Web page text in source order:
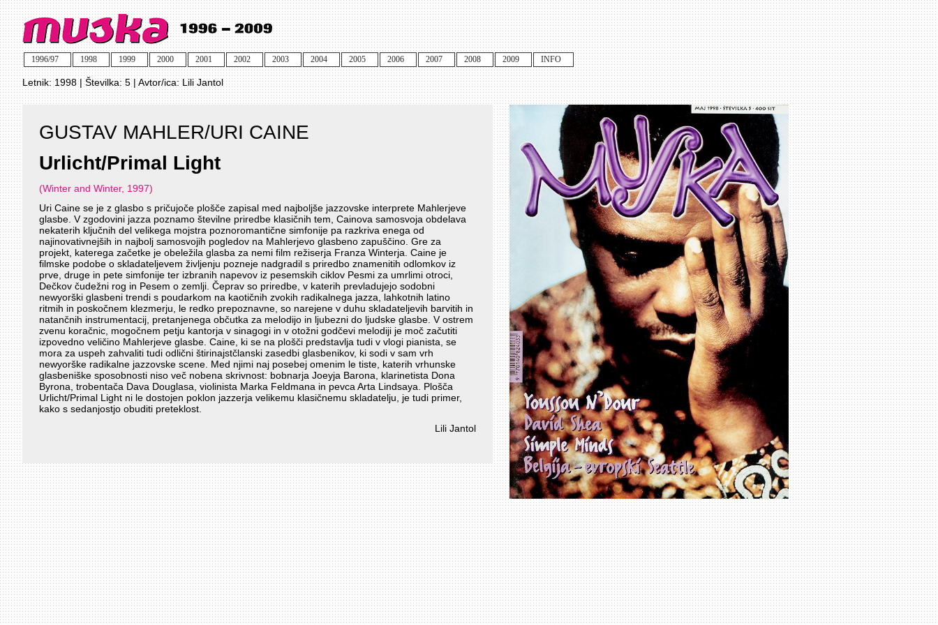
1996/97 1998 1999 2000 2001 2002 2003 2004 2005 2006 2007 2008 2009 INFO
Letnik:1998| Številka:5| Avtor/ica:Lili Jantol
GUSTAV MAHLER/URI CAINE
Urlicht/Primal Light
(Winter and Winter, 1997)
Uri Caine se je z glasbo s pričujoče plošče zapisal med najboljše jazzovske interprete Mahlerjeve
glasbe. V zgodovini jazza poznamo številne priredbe klasičnih tem, Cainova samosvoja obdelava
nekaterih ključnih del velikega mojstra poznoromantične simfonije pa razkriva enega od
najinovativnejših in najbolj samosvojih pogledov na Mahlerjevo glasbeno zapuščino. Gre za
projekt, katerega začetke je obeležila glasba za nemi film režiserja Franza Winterja. Caine je
filmske podobe o skladateljevem življenju pozneje nadgradil s priredbo znamenitih odlomkov iz
prve, druge in pete simfonije ter izbranih napevov iz pesemskih ciklov Pesmi za umrlimi otroci,
Dečkov čudežni rog in Pesem o zemlji. Čeprav so priredbe, v katerih prevladujejo sodobni
newyorški glasbeni trendi s poudarkom na kaotičnih zvokih radikalnega jazza, lahkotnih latino
ritmih in poskočnem klezmerju, le redko prepoznavne, so narejene v duhu skladateljevih barvitih in
natančnih instrumentacij, pretanjenega občutka za melodijo in ljubezni do ljudske glasbe. V ostrem
zvenu koračnic, mogočnem petju kantorja v sinagogi in v otožni godčevi melodiji je moč začutiti
izpovedno veličino Mahlerjeve glasbe. Caine, ki se na plošči predstavlja tudi v vlogi pianista, se
mora za uspeh zahvaliti tudi odlični štirinajstčlanski zasedbi glasbenikov, ki sodi v sam vrh
newyorške radikalne jazzovske scene. Med njimi naj posebej omenim le tiste, katerih vrhunske
glasbeniške sposobnosti niso več nobena skrivnost: bobnarja Joeyja Barona, klarinetista Dona
Byrona, trobentača Dava Douglasa, violinista Marka Feldmana in pevca Arta Lindsaya. Plošča
Urlicht/Primal Light ni le dostojen poklon jazzerja velikemu klasičnemu skladatelju, je tudi primer,
kako s sedanjostjo obuditi preteklost.
Lili Jantol